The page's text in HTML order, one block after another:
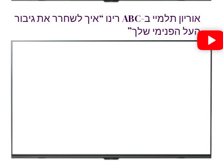
אוריון תלמיי ב-ABC רינו “איך לשחרר את גיבור
העל הפנימי שלך”